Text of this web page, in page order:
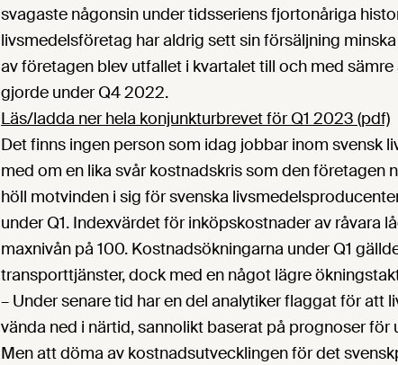
svagaste någonsin under tidsseriens fjortonåriga
livsmedelsföretag har aldrig sett sin försäljning
av företagen blev utfallet i kvartalet till och med
gjorde under Q4 2022.
Läs/ladda ner hela konjunkturbrevet för Q1 2023 (pdf)
Det finns ingen person som idag jobbar inom svensk
med om en lika svår kostnadskris som den företagen
höll motvinden i sig för svenska
under Q1. Indexvärdet för inköpskostnader av råvara
maxnivån på 100. Kostnadsökningarna under Q1
transporttjänster, dock med en något lägre
– Under senare tid har en del analytiker flaggat för att
vända ned i närtid, sannolikt baserat på prognoser för
Men att döma av kostnadsutvecklingen för det